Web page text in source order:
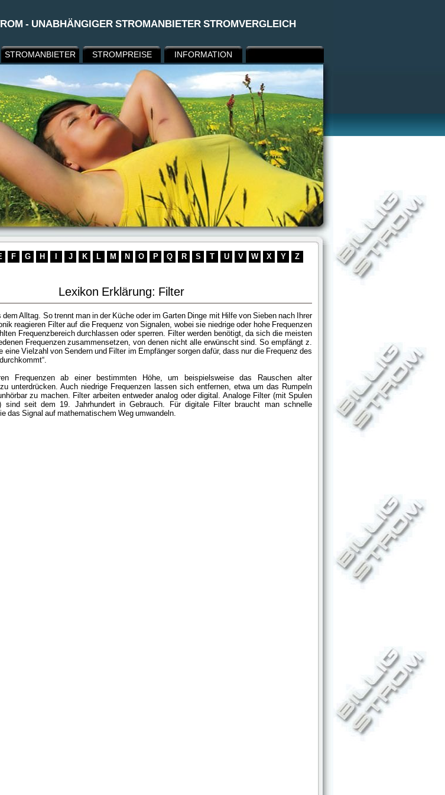
- UNABHÄNGIGER STROMANBIETER STROMVERGLEICH
STROMANBIETER STROMPREISE INFORMATION
F G H J K L M N O P Q R S T U V W X Y Z
Lexikon Erklärung: Filter
dem Alltag. So trennt man in der Küche oder im Garten Dinge mit Hilfe von Sieben nach Ihrer
reagieren Filter auf die Frequenz von Signalen, wobei sie niedrige oder hohe Frequenzen
Frequenzbereich durchlassen oder sperren. Filter werden benötigt, da sich die meisten
Frequenzen zusammensetzen, von denen nicht alle erwünscht sind. So empfängt z.
eine Vielzahl von Sendern und Filter im Empfänger sorgen dafür, dass nur die Frequenz des
Frequenzen ab einer bestimmten Höhe, um beispielsweise das Rauschen alter
unterdrücken. Auch niedrige Frequenzen lassen sich entfernen, etwa um das Rumpeln
zu machen. Filter arbeiten entweder analog oder digital. Analoge Filter (mit Spulen
sind seit dem 19. Jahrhundert in Gebrauch. Für digitale Filter braucht man schnelle
das Signal auf mathematischem Weg umwandeln.